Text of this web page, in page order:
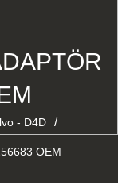
- D4D /
OEM